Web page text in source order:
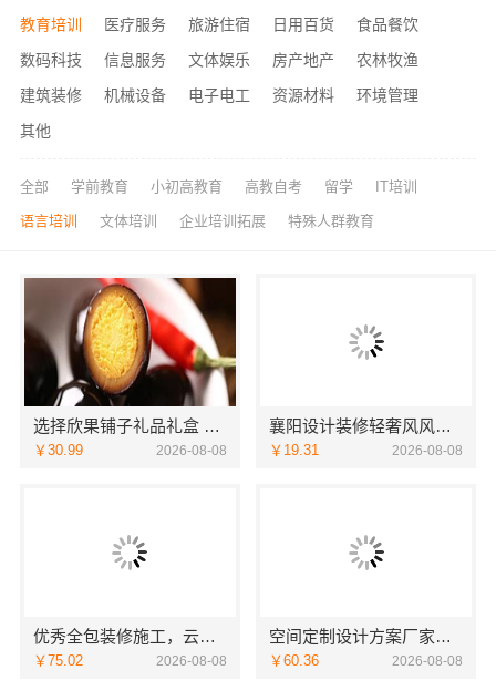
教育培训
医疗服务 旅游住宿 日用百货
食品餐饮
数码科技
信息服务 文体娱乐 房产地产
农林牧渔
建筑装修
机械设备 电子电工 资源材料
环境管理
其他
全部 学前教育 小初高教育 高教自考 留学 IT培训
语言培训 文体培训 企业培训拓展 特殊人群教育
选择欣果铺子礼品礼盒 经营灵活多重收益
￥30.99 2026-08-08
襄阳设计装修轻奢风风格选湖北百年米莱空间美学装饰材料有限公司
￥19.31 2026-08-08
优秀全包装修施工，云南至高新型建材有限公司标准化团队全程管控
￥75.02 2026-08-08
空间定制设计方案厂家江西圣匠新型环保材料有限公司
￥60.36 2026-08-08